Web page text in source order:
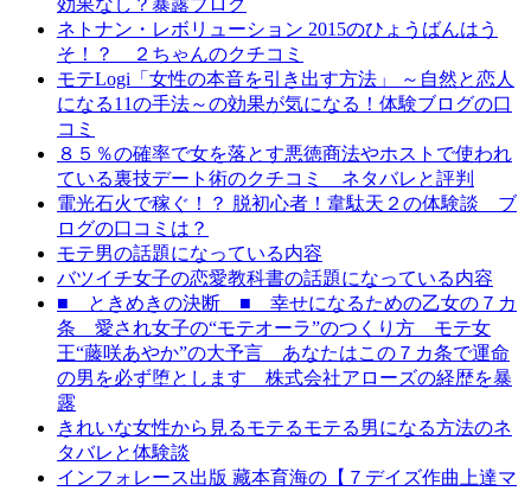
効果なし？暴露ブログ
ネトナン・レボリューション 2015のひょうばんはう
そ！？ ２ちゃんのクチコミ
モテLogi「女性の本音を引き出す方法」 ～自然と恋人
になる11の手法～の効果が気になる！体験ブログの口
コミ
８５％の確率で女を落とす悪徳商法やホストで使われ
ている裏技デート術のクチコミ ネタバレと評判
電光石火で稼ぐ！？ 脱初心者！韋駄天２の体験談 ブ
ログの口コミは？
モテ男の話題になっている内容
バツイチ女子の恋愛教科書の話題になっている内容
■ ときめきの決断 ■ 幸せになるための乙女の７カ
条 愛され女子の“モテオーラ”のつくり方 モテ女
王“藤咲あやか”の大予言 あなたはこの７カ条で運命
の男を必ず堕とします 株式会社アローズの経歴を暴
露
きれいな女性から見るモテるモテる男になる方法のネ
タバレと体験談
インフォレース出版 藏本育海の【７デイズ作曲上達マ